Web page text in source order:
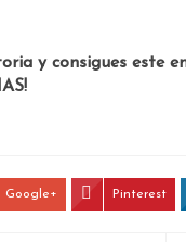
y consigues este
Google+ Pinterest